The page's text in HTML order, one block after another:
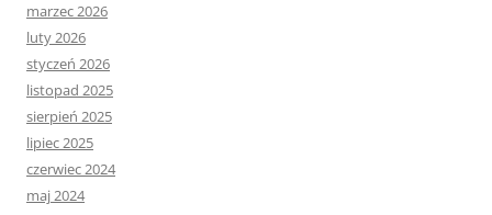
marzec 2026
luty 2026
styczeń 2026
listopad 2025
sierpień 2025
lipiec 2025
czerwiec 2024
maj 2024